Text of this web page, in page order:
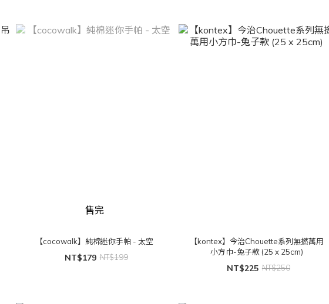
售完
【cocowalk】純棉迷你手帕 - 太空
NT$179 NT$199
【kontex】今治Chouette系列無撚萬用
小方巾-兔子款 (25 x 25cm)
NT$225 NT$250